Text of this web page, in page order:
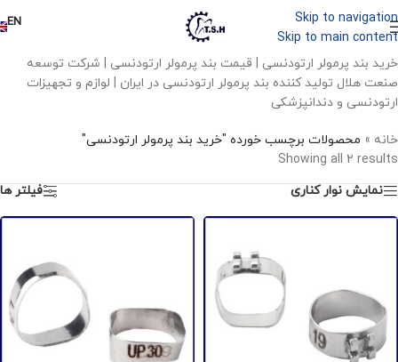
Skip to navigation
Skip to main content
EN
خرید بند پرمولر ارتودنسی | قیمت بند پرمولر ارتودنسی | شرکت توسعه
صنعت هلال تولید کننده بند پرمولر ارتودنسی در ایران | لوازم و تجهیزات
ارتودنسی و دندانپزشکی
خانه » محصولات برچسب خورده "خرید بند پرمولر ارتودنسی"
Showing all 2 results
نمایش نوار کناری
فیلتر ها